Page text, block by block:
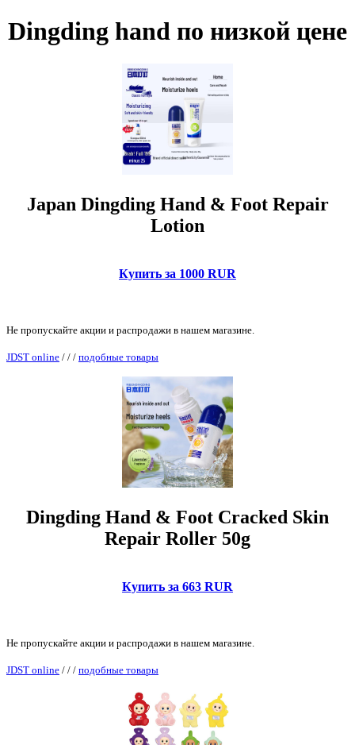
Dingding hand по низкой цене
Japan Dingding Hand & Foot Repair
Lotion
Купить за 1000 RUR
Не пропускайте акции и распродажи в нашем магазине.
JDST online / / / подобные товары
Dingding Hand & Foot Cracked Skin
Repair Roller 50g
Купить за 663 RUR
Не пропускайте акции и распродажи в нашем магазине.
JDST online / / / подобные товары